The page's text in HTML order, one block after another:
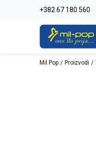
+382 67 180 560
-20% na kompletan asortiman
Mil Pop Proizvodi